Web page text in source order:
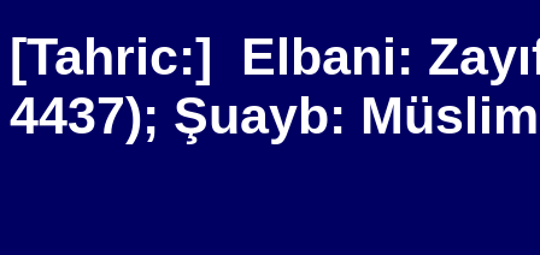
[Tahric:] Elbani:
4437); Şuayb: